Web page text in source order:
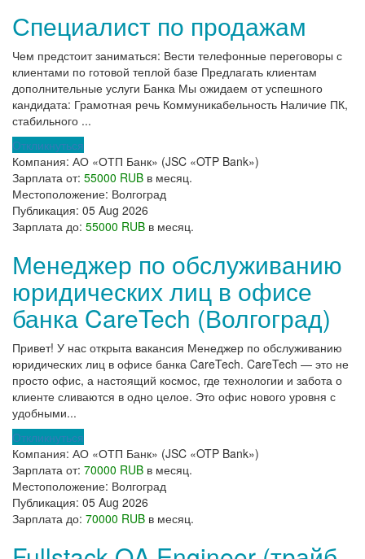
Специалист по продажам
Чем предстоит заниматься: Вести телефонные переговоры с
клиентами по готовой теплой базе Предлагать клиентам
дополнительные услуги Банка Мы ожидаем от успешного
кандидата: Грамотная речь Коммуникабельность Наличие ПК,
стабильного ...
Откликнуться
Компания: АО «ОТП Банк» (JSC «OTP Bank»)
Зарплата от: 55000 RUB в месяц.
Местоположение: Волгоград
Публикация: 05 Aug 2026
Зарплата до: 55000 RUB в месяц.
Менеджер по обслуживанию
юридических лиц в офисе
банка CareTech (Волгоград)
Привет! У нас открыта вакансия Менеджер по обслуживанию
юридических лиц в офисе банка CareTech. CareTech — это не
просто офис, а настоящий космос, где технологии и забота о
клиенте сливаются в одно целое. Это офис нового уровня с
удобными...
Откликнуться
Компания: АО «ОТП Банк» (JSC «OTP Bank»)
Зарплата от: 70000 RUB в месяц.
Местоположение: Волгоград
Публикация: 05 Aug 2026
Зарплата до: 70000 RUB в месяц.